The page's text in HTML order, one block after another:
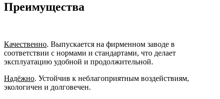
Преимущества
Качественно. Выпускается на фирменном заводе в
соответствии с нормами и стандартами, что делает
эксплуатацию удобной и продолжительной.
Надёжно. Устойчив к неблагоприятным воздействиям,
экологичен и долговечен.